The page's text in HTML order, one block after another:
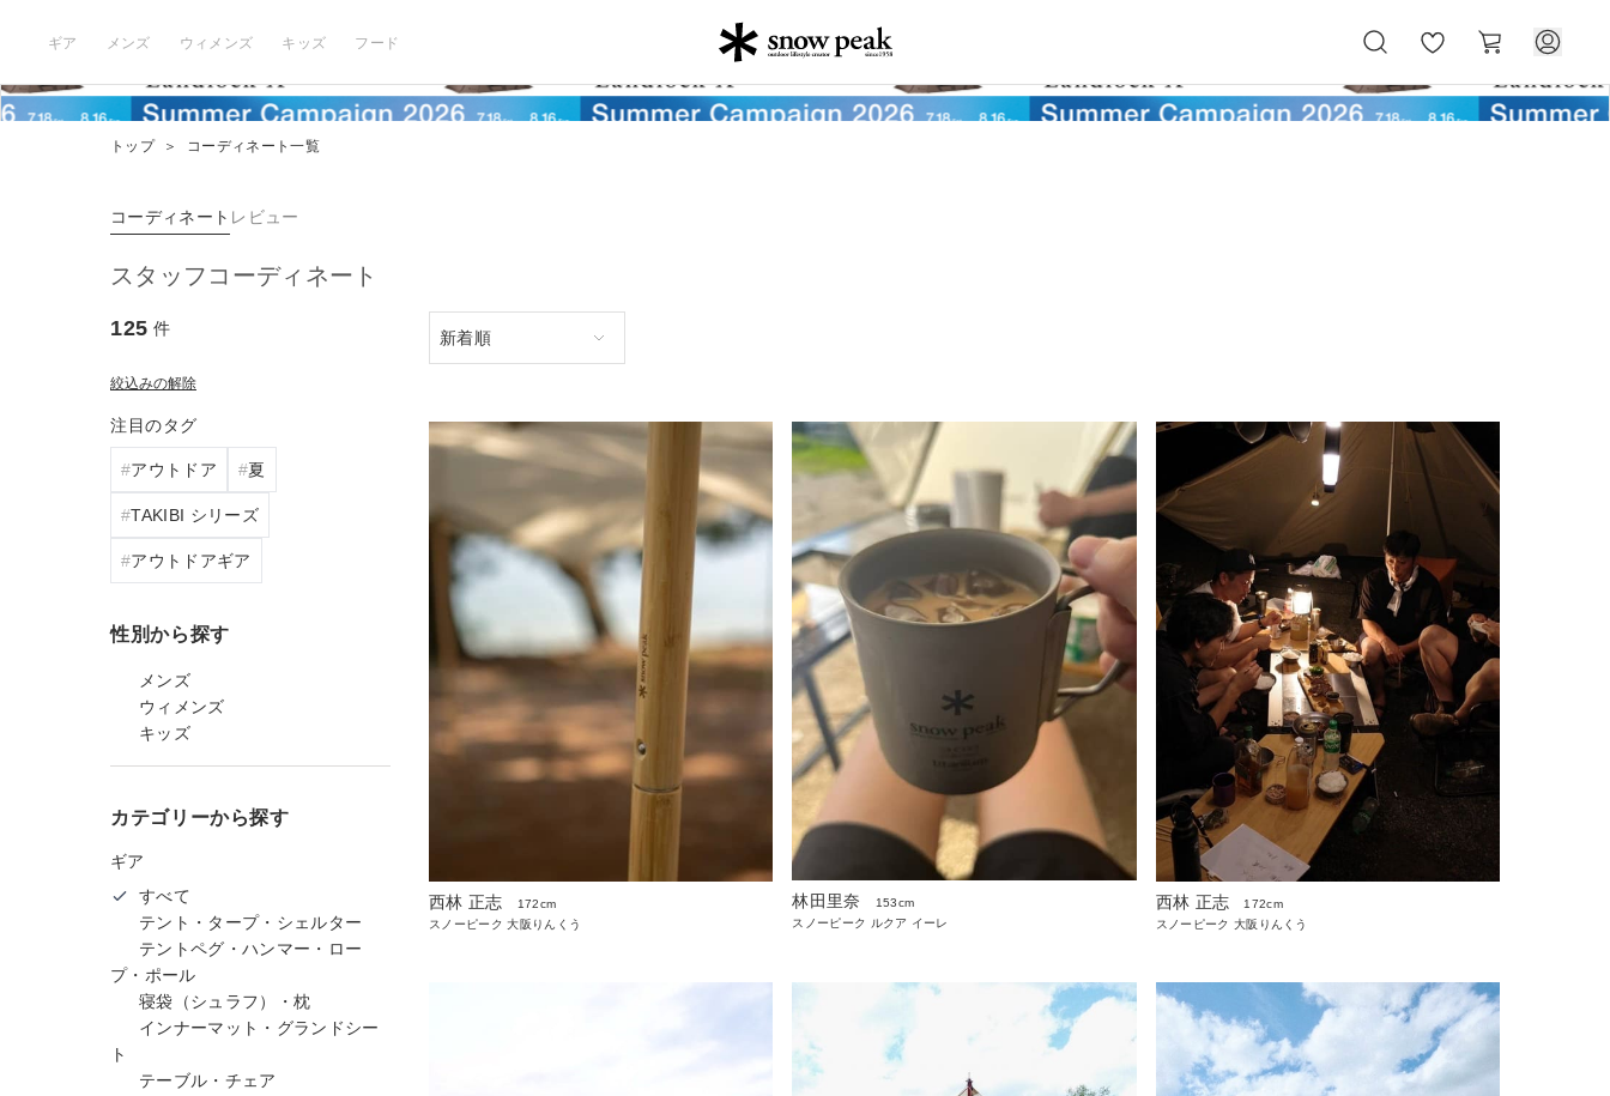
ギア メンズ ウィメンズ キッズ フード
気
に
ー
ト
トップ ＞ コーディネート一覧
コーディネート レビュー
スタッフコーディネート
125 件
絞込みの解除
注目のタグ
アウトドア 夏
TAKIBI シリーズ
アウトドアギア
性別から探す
メンズ
ウィメンズ
キッズ
カテゴリーから探す
ギア
すべて
テント・タープ・シェルター
テントペグ・ハンマー・ロー
プ・ポール
寝袋（シュラフ）・枕
インナーマット・グランドシー
ト
テーブル・チェア
西林 正志
172cm
スノーピーク 大阪りんくう
林田里奈
153cm
スノーピーク ルクア イーレ
西林 正志
172cm
スノーピーク 大阪りんくう